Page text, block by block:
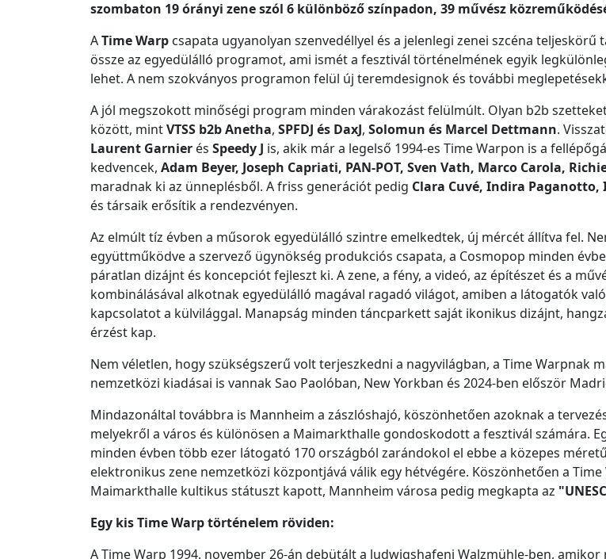
szombaton 19 órányi zene szól 6 különböző színpadon, 39 művész
ATime Warp csapata ugyanolyan szenvedéllyel és a jelenlegi zenei szcéna
össze az egyedülálló programot, ami ismét a fesztivál történelmének egyik
lehet. A nem szokványos programon felül új teremdesignok és további
A jól megszokott minőségi program minden várakozást felülmúlt. Olyan b2b
között, mintVTSS b2b Anetha, SPFDJ és DaxJ, Solomun és Marcel Dettmann.
Laurent Garnier és Speedy J is, akik már a legelső 1994-es Time Warpon is a
kedvencek, Adam Beyer, Joseph Capriati, PAN-POT, Sven Vath, Marco Carola,
maradnak ki az ünneplésből. A friss generációt pedig Clara Cuvé, Indira Paganotto,
és társaik erősítik a rendezvényen.
Az elmúlt tíz évben a műsorok egyedülálló szintre emelkedtek, új mércét állítva fel.
együttműködve a szervező ügynökség produkciós csapata, a Cosmopop minden
páratlan dizájnt és koncepciót fejleszt ki. A zene, a fény, a videó, az építészet és a
kombinálásával alkotnak egyedülálló magával ragadó világot, amiben a látogatók
kapcsolatot a külvilággal. Manapság minden táncparkett saját ikonikus dizájnt,
érzést kap.
Nem véletlen, hogy szükségszerű volt terjeszkedni a nagyvilágban, a Time Warpnak
nemzetközi kiadásai is vannak Sao Paolóban, New Yorkban és 2024-ben először
Mindazonáltal továbbra is Mannheim a zászlóshajó, köszönhetően azoknak a
melyekről a város és különösen a Maimarkthalle gondoskodott a fesztivál számára.
minden évben több ezer látogató 170 országból zarándokol el ebbe a közepes
elektronikus zene nemzetközi központjává válik egy hétvégére. Köszönhetően a Time
Maimarkthalle kultikus státuszt kapott, Mannheim városa pedig megkapta az
Egy kis Time Warp történelem röviden:
A Time Warp 1994. november 26-án debütált a ludwigshafeni Walzmühle-ben, amikor